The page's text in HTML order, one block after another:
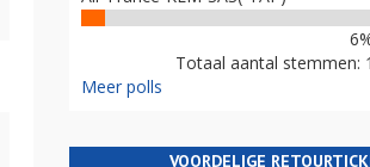
Totaal aantal stemmen:
Meer polls
VOORDELIGE